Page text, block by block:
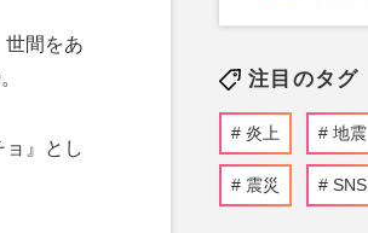
間をあ
』とし
注目のタグ
炎上 地震
震災 SNS